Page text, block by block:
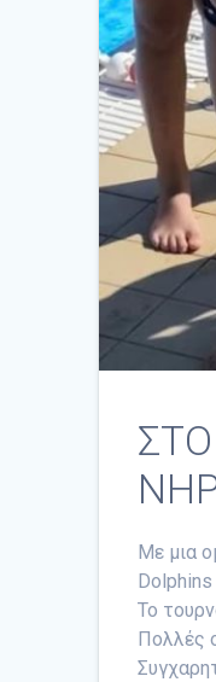
ΣΤΟ
Με μια
Το
Πολλές